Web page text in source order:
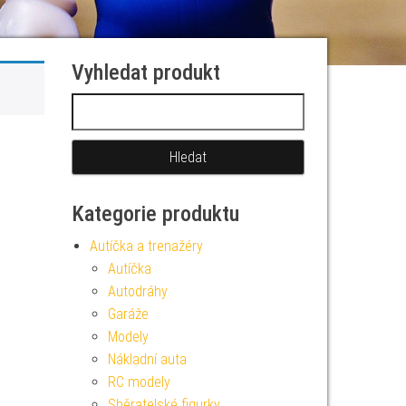
Vyhledat produkt
Kategorie produktu
Autíčka a trenažéry
Autíčka
Autodráhy
Garáže
Modely
Nákladní auta
RC modely